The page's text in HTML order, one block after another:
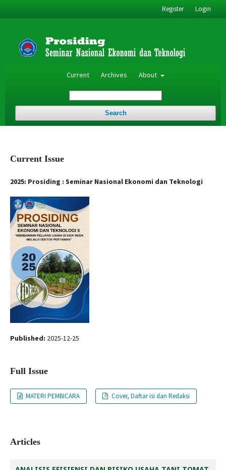
Current Archives About
Search
Register Login
Current Issue
2025: Prosiding : Seminar Nasional Ekonomi dan Teknologi
Published: 2025-12-25
Full Issue
MATERI PEMBICARA Cover, Daftar isi dan Redaksi
Articles